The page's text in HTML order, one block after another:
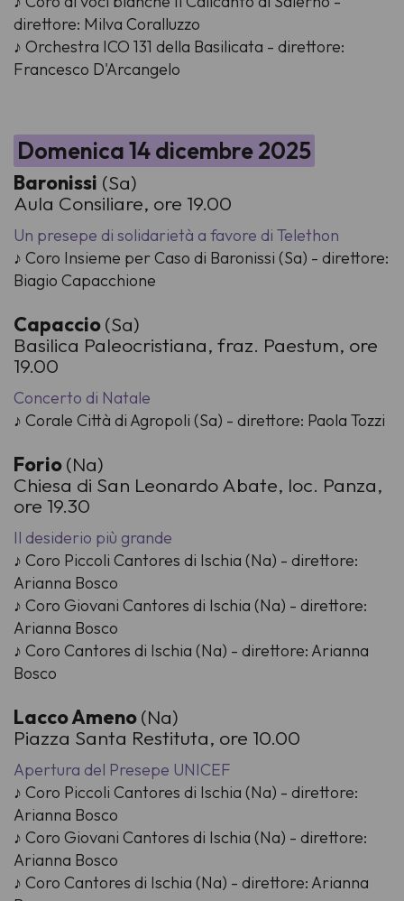
direttore: Milva Coralluzzo
♪ Orchestra ICO 131 della Basilicata - direttore:
Francesco D'Arcangelo
Domenica 14 dicembre 2025
Baronissi (Sa)
Aula Consiliare, ore 19.00
Un presepe di solidarietà a favore di Telethon
♪ Coro Insieme per Caso di Baronissi (Sa) - direttore:
Biagio Capacchione
Capaccio(Sa)
Basilica Paleocristiana, fraz. Paestum, ore
19.00
Concerto di Natale
♪ Corale Città di Agropoli (Sa) - direttore: Paola Tozzi
Forio(Na)
Chiesa di San Leonardo Abate, loc. Panza,
ore 19.30
Il desiderio più grande
♪ Coro Piccoli Cantores di Ischia (Na) - direttore:
Arianna Bosco
♪ Coro Giovani Cantores di Ischia (Na) - direttore:
Arianna Bosco
♪ Coro Cantores di Ischia (Na) - direttore: Arianna
Bosco
Lacco Ameno(Na)
Piazza Santa Restituta, ore 10.00
Apertura del Presepe UNICEF
♪ Coro Piccoli Cantores di Ischia (Na) - direttore:
Arianna Bosco
♪ Coro Giovani Cantores di Ischia (Na) - direttore:
Arianna Bosco
♪ Coro Cantores di Ischia (Na) - direttore: Arianna